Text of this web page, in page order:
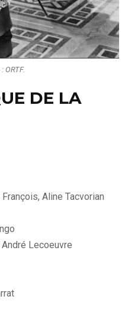
ORTF.
DE LA
Aline Tacvorian
André Lecoeuvre